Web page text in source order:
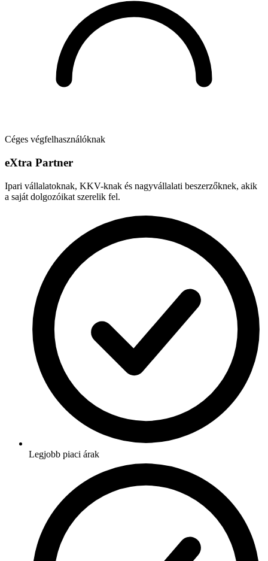
Céges végfelhasználóknak
eXtra Partner
Ipari vállalatoknak, KKV-knak és nagyvállalati beszerzőknek, akik
a saját dolgozóikat szerelik fel.
Legjobb piaci árak